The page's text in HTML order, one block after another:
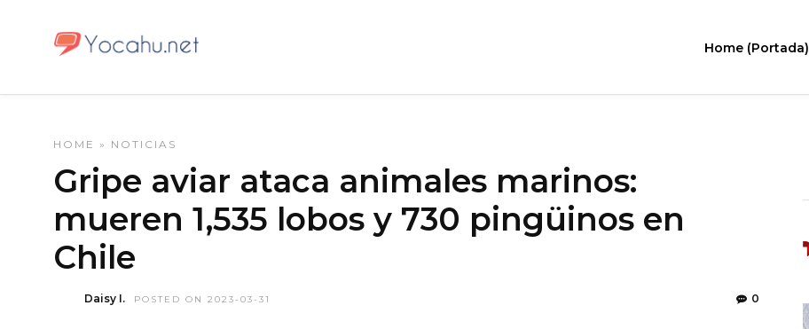
Home (Portada)
HOME » NOTICIAS
Gripe aviar ataca animales marinos:
mueren 1,535 lobos y 730 pingüinos en
Chile
Daisy I. POSTED ON 2023-03-31 0